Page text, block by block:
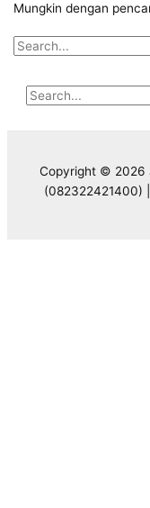
Mungkin dengan
Copyright © 2026
(082322421400)